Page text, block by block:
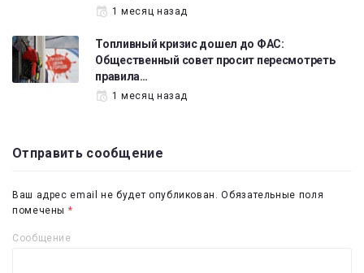
1 месяц назад
Топливный кризис дошел до ФАС:
Общественный совет просит пересмотреть
правила…
1 месяц назад
Отправить сообщение
Ваш адрес email не будет опубликован. Обязательные поля
помечены *
Сообщение